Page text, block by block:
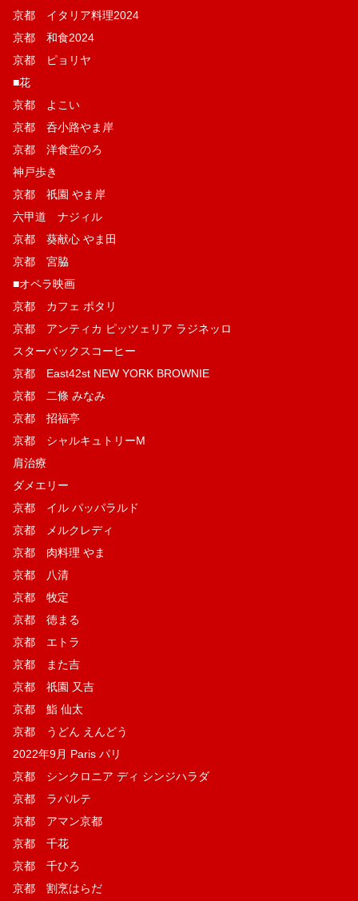
京都 イタリア料理2024
京都 和食2024
京都 ピョリヤ
■花
京都 よこい
京都 呑小路やま岸
京都 洋食堂のろ
神戸歩き
京都 祇園 やま岸
六甲道 ナジィル
京都 葵献心 やま田
京都 宮脇
■オペラ映画
京都 カフェ ポタリ
京都 アンティカ ピッツェリア ラジネッロ
スターバックスコーヒー
京都 East42st NEW YORK BROWNIE
京都 二條 みなみ
京都 招福亭
京都 シャルキュトリーM
肩治療
ダメエリー
京都 イル パッパラルド
京都 メルクレディ
京都 肉料理 やま
京都 八清
京都 牧定
京都 徳まる
京都 エトラ
京都 また吉
京都 祇園 又吉
京都 鮨 仙太
京都 うどん えんどう
2022年9月 Paris パリ
京都 シンクロニア ディ シンジハラダ
京都 ラパルテ
京都 アマン京都
京都 千花
京都 千ひろ
京都 割烹はらだ